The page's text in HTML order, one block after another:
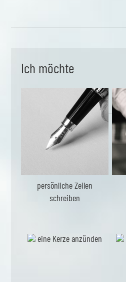
Ich möchte
persönliche Zeilen
schreiben
eine Kerze anzünden